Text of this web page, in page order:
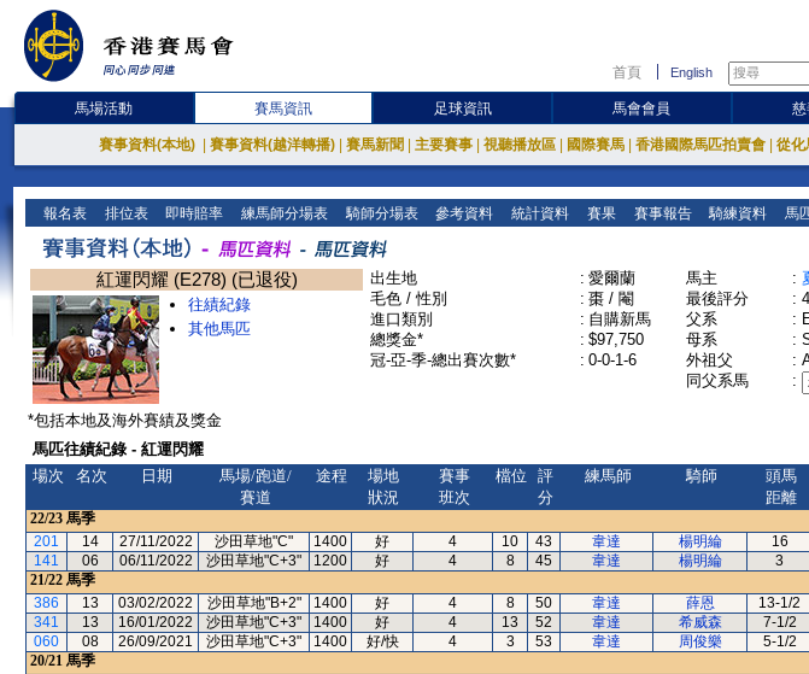
首頁 English
馬場活動 賽馬資訊 足球資訊 馬會會員
賽事資料(本地) 賽事資料(越洋轉播) 賽馬新聞 主要賽事 視聽播放區 國際賽馬 香港國際馬匹拍賣會 從化
報名表 排位表 即時賠率 練馬師分場表 騎師分場表 參考資料 統計資料 賽果 賽事報告 騎練資料 馬
紅運閃耀 (E278) (已退役)
往績紀錄
其他馬匹
出生地 : 愛爾蘭
毛色 / 性別
: 棗 / 閹
進口類別
: 自購新馬
總獎金*
: $97,750
冠-亞-季-總出賽次數*
: 0-0-1-6
馬主 :
最後評分
:
父系
:
母系
:
外祖父
:
同父系馬
:
*包括本地及海外賽績及獎金
馬匹往績紀錄 - 紅運閃耀
場次
名次 日期
馬場/跑道/
賽道
途程
場地
狀況
賽事
班次
檔位
評
分
練馬師 騎師
頭馬
距離
22/23 馬季
201
14 27/11/2022 沙田草地"C" 1400 好 4 10 43 韋達 楊明綸 16
141
06 06/11/2022 沙田草地"C+3" 1200 好 4 8 45 韋達 楊明綸 3
21/22 馬季
386
13 03/02/2022 沙田草地"B+2" 1400 好 4 8 50 韋達 薛恩 13-1/2
341
13 16/01/2022 沙田草地"C+3" 1400 好 4 13 52 韋達 希威森 7-1/2
060
08 26/09/2021 沙田草地"C+3" 1400 好/快 4 3 53 韋達 周俊樂 5-1/2
20/21 馬季